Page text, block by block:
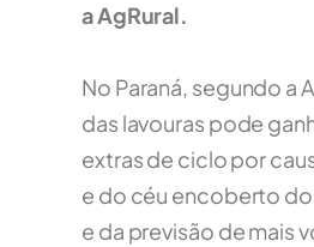
a AgRural.
No Paraná, segundo a
das lavouras pode
extras de ciclo por
e do céu encoberto
e da previsão de mais